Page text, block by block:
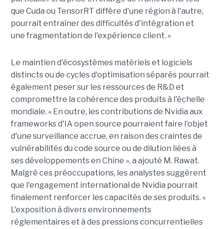
que Cuda ou TensorRT diffère d'une région à l'autre,
pourrait entraîner des difficultés d'intégration et
une fragmentation de l'expérience client. »
Le maintien d'écosystèmes matériels et logiciels
distincts ou de cycles d'optimisation séparés pourrait
également peser sur les ressources de R&D et
compromettre la cohérence des produits à l'échelle
mondiale. « En outre, les contributions de Nvidia aux
frameworks d'IA open source pourraient faire l'objet
d'une surveillance accrue, en raison des craintes de
vulnérabilités du code source ou de dilution liées à
ses développements en Chine », a ajouté M. Rawat.
Malgré ces préoccupations, les analystes suggèrent
que l'engagement international de Nvidia pourrait
finalement renforcer les capacités de ses produits. «
L'exposition à divers environnements
réglementaires et à des pressions concurrentielles